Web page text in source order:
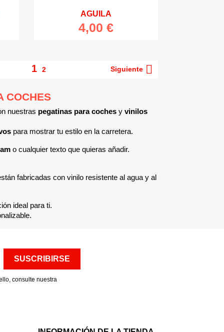
AGUILA
4,00 €
Vista rápida
1 2 Siguiente 
COCHES
nuestras pegatinas para cochesy vinilos
para mostrar tu estilo en la carretera.
o cualquier texto que quieras añadir.
fabricadas con vinilo resistente al agua y al
ideal para ti.
consulte nuestra